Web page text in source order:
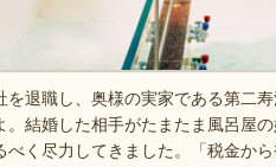
退職し、奥様の実家である第二
結婚した相手がたまたま風呂屋
べく尽力してきました。「税金か